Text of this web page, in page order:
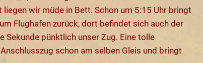
wir müde in Bett. Schon um 5:15 Uhr bringt
Flughafen zurück, dort befindet sich auch der
Sekunde pünktlich unser Zug. Eine tolle
schon am selben Gleis und bringt